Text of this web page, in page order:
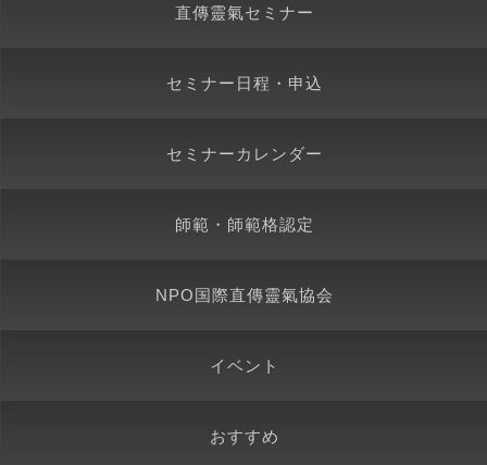
直傳靈氣セミナー
セミナー日程・申込
セミナーカレンダー
師範・師範格認定
NPO国際直傳靈氣協会
イベント
おすすめ